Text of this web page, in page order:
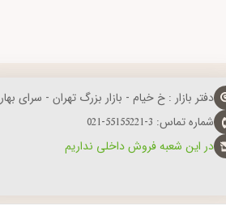
دفتر بازار : خ خیام - بازار بزرگ تهران - سرای بهار
شماره تماس: 3-55155221-021
در این شعبه فروش داخلی نداریم